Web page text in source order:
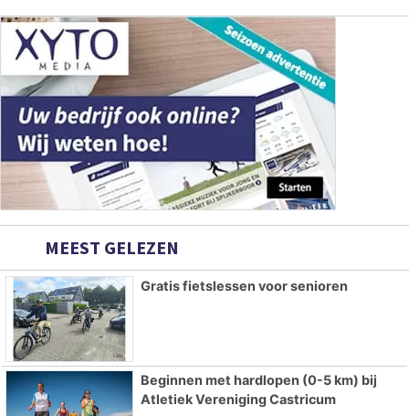
MEEST GELEZEN
Gratis fietslessen voor senioren
Beginnen met hardlopen (0-5 km) bij
Atletiek Vereniging Castricum